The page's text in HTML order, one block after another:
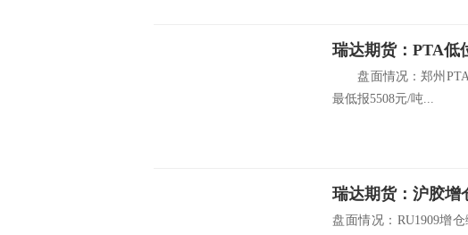
瑞达期货：PTA低
盘面情况：郑州
最低报5508元/吨...
瑞达期货：沪胶增
盘面情况：RU1909增